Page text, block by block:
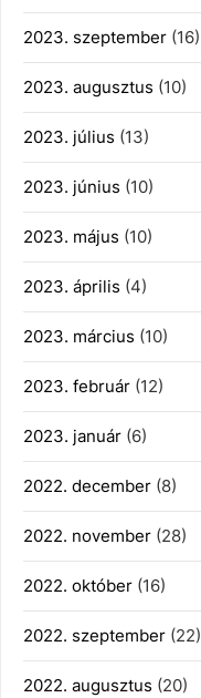
2023. szeptember (16)
2023. augusztus (10)
2023. július (13)
2023. június (10)
2023. május (10)
2023. április (4)
2023. március (10)
2023. február (12)
2023. január (6)
2022. december (8)
2022. november (28)
2022. október (16)
2022. szeptember (22)
2022. augusztus (20)